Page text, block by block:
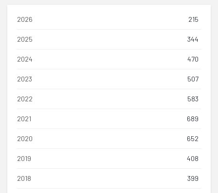
2026 215
2025 344
2024 470
2023 507
2022 583
2021 689
2020 652
2019 408
2018 399